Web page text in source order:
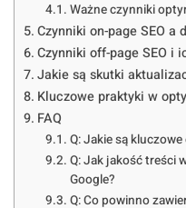
Ważne czynniki
Czynniki on-page SEO a
Czynniki off-page SEO i
Jakie są skutki
Kluczowe praktyki w
FAQ
Q: Jakie są
Q: Jak jakość treści
Google?
Q: Co powinno